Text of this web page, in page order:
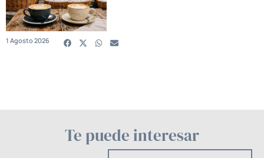
1 Agosto 2026
Te puede interesar